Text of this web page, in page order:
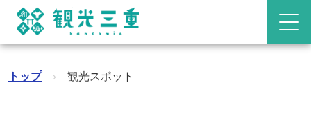
トップ › 観光スポット